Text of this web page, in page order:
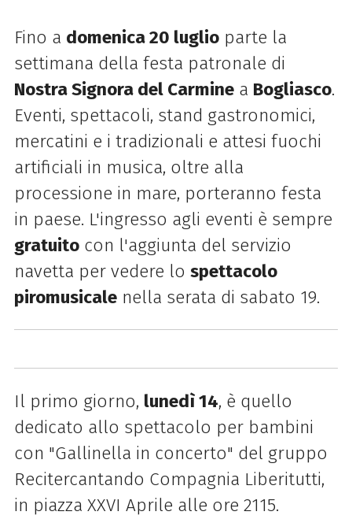
Fino a domenica 20 luglioparte la
settimana della festa patronale di
Nostra Signora del Carminea Bogliasco.
Eventi, spettacoli, stand gastronomici,
mercatini e i tradizionali e attesi fuochi
artificiali in musica, oltre alla
processione in mare, porteranno festa
in paese. L'ingresso agli eventi è sempre
gratuitocon l'aggiunta del servizio
navetta per vedere lo spettacolo
piromusicalenella serata di sabato 19.
Il primo giorno, lunedì 14, è quello
dedicato allo spettacolo per bambini
con "Gallinella in concerto" del gruppo
Recitercantando Compagnia Liberitutti,
in piazza XXVI Aprile alle ore 2115.